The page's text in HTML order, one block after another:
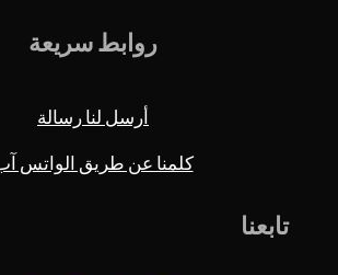
روابط سريعة
أرسل لنا رسالة
كلمنا عن طريق الواتس
تابعنا